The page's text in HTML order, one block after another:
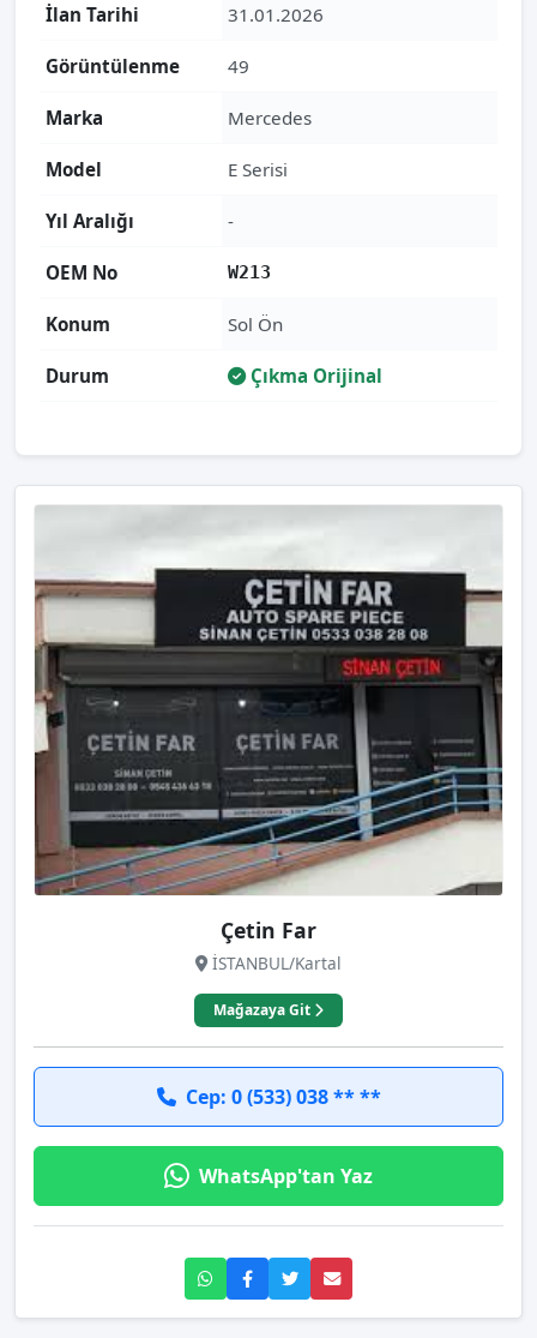
İlan Tarihi 31.01.2026
Görüntülenme 49
Marka Mercedes
Model E Serisi
Yıl Aralığı -
OEM No W213
Konum Sol Ön
Durum Çıkma Orijinal
Çetin Far
İSTANBUL/Kartal
Mağazaya Git
Cep: 0 (533) 038 ** **
WhatsApp'tan Yaz